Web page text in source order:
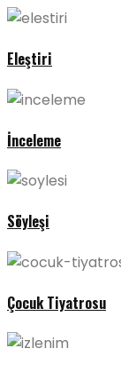
Eleştiri
İnceleme
Söyleşi
Çocuk Tiyatrosu